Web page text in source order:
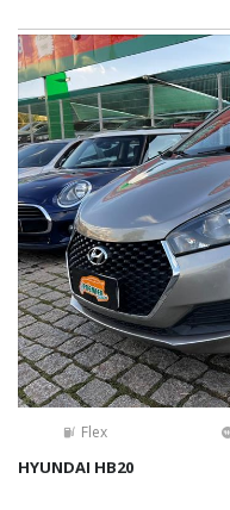
Flex
HYUNDAI HB20